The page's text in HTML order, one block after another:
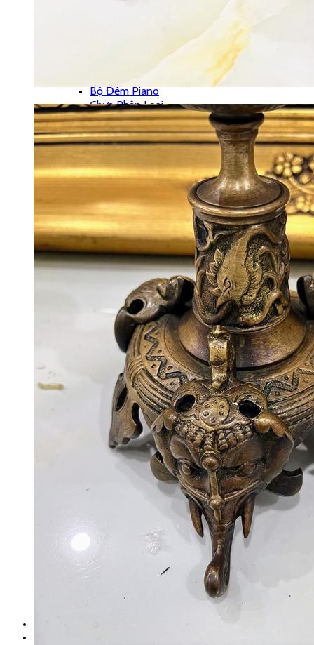
Bộ Đếm Piano
Chưa Phân Loại
Phong Vũ Biểu
Phù Điêu
Vỏ Đồng Hồ
Đế – Bệ Đồng Hồ
Đồng Hồ Cây – Tủ
Đồng Hồ Treo Tường
Đồng Hồ Tượng
Đồng Hồ Để Bàn
Máy Hát
Hộp Nhạc
Polyphone
Tranh – Ảnh
Khung Tranh
Phù Điêu
Tranh Gỗ
Tranh Sơn Dầu
Tranh Sứ
Tranh Đồng
Tượng Gỗ
Tượng Gốm Sứ
Tượng Ngà
Tượng Đồng
Đồ Gia Dụng
Bàn Ghế
Đồ Gỗ
Bàn Ghế
Bình Phong
Khác
Đôn Gỗ
Bài Viết